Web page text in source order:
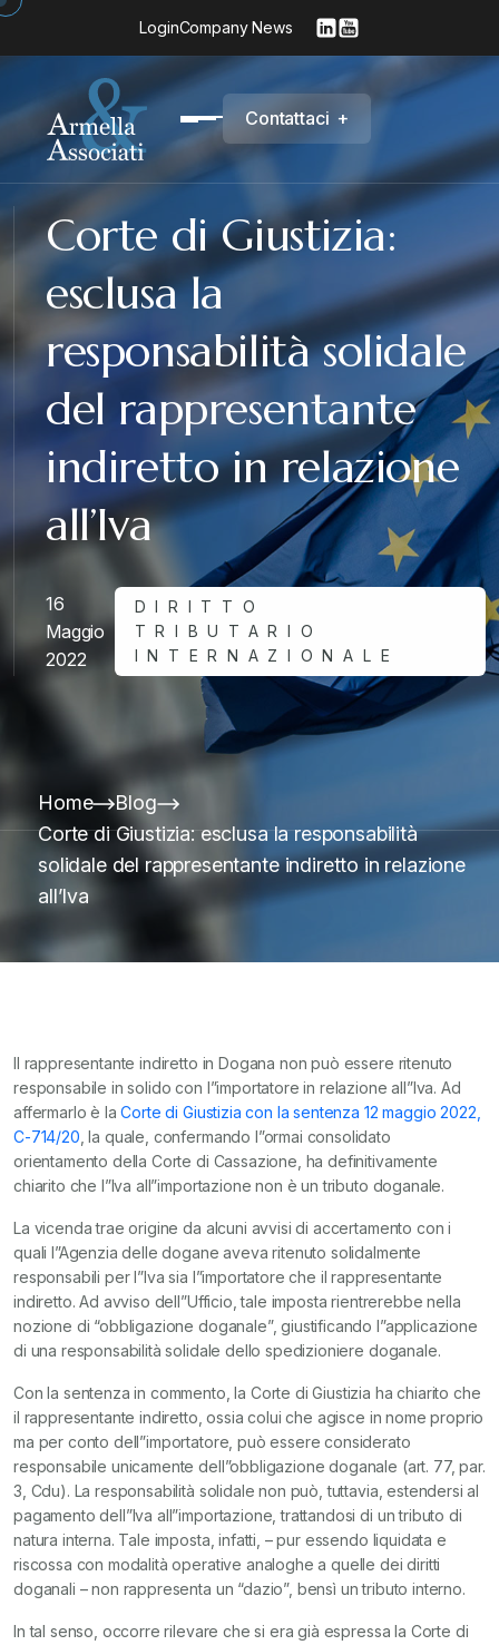
LoginCompany News
Contattaci +
Corte di Giustizia:
esclusa la
responsabilità solidale
del rappresentante
indiretto in relazione
all’Iva
16
Maggio
2022
DIRITTO
TRIBUTARIO
INTERNAZIONALE
Home
Blog
Corte di Giustizia: esclusa la responsabilità
solidale del rappresentante indiretto in relazione
all’Iva
Il rappresentante indiretto in Dogana non può essere ritenuto
responsabile in solido con l”importatore in relazione all”Iva. Ad
affermarlo è laCorte di Giustizia con la sentenza 12 maggio 2022,
C-714/20 , la quale, confermando l”ormai consolidato
orientamento della Corte di Cassazione, ha definitivamente
chiarito che l”Iva all”importazione non è un tributo doganale.
La vicenda trae origine da alcuni avvisi di accertamento con i
quali l”Agenzia delle dogane aveva ritenuto solidalmente
responsabili per l”Iva sia l”importatore che il rappresentante
indiretto. Ad avviso dell”Ufficio, tale imposta rientrerebbe nella
nozione di “obbligazione doganale”, giustificando l”applicazione
di una responsabilità solidale dello spedizioniere doganale.
Con la sentenza in commento, la Corte di Giustizia ha chiarito che
il rappresentante indiretto, ossia colui che agisce in nome proprio
ma per conto dell”importatore, può essere considerato
responsabile unicamente dell”obbligazione doganale (art. 77, par.
3, Cdu). La responsabilità solidale non può, tuttavia, estendersi al
pagamento dell”Iva all”importazione, trattandosi di un tributo di
natura interna. Tale imposta, infatti, – pur essendo liquidata e
riscossa con modalità operative analoghe a quelle dei diritti
doganali – non rappresenta un “dazio”, bensì un tributo interno.
In tal senso, occorre rilevare che si era già espressa la Corte di